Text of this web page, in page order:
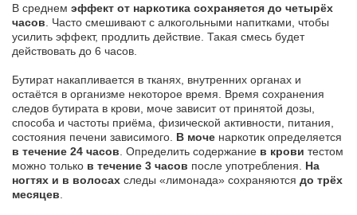
В среднем эффект от наркотика сохраняется до четырёх
часов . Часто смешивают с алкогольными напитками, чтобы
усилить эффект, продлить действие. Такая смесь будет
действовать до 6 часов.
Бутират накапливается в тканях, внутренних органах и
остаётся в организме некоторое время. Время сохранения
следов бутирата в крови, моче зависит от принятой дозы,
способа и частоты приёма, физической активности, питания,
состояния печени зависимого. В моче наркотик определяется
в течение 24 часов . Определить содержание в крови тестом
можно только в течение 3 часов после употребления. На
ногтях и в волосах следы «лимонада» сохраняются до трёх
месяцев